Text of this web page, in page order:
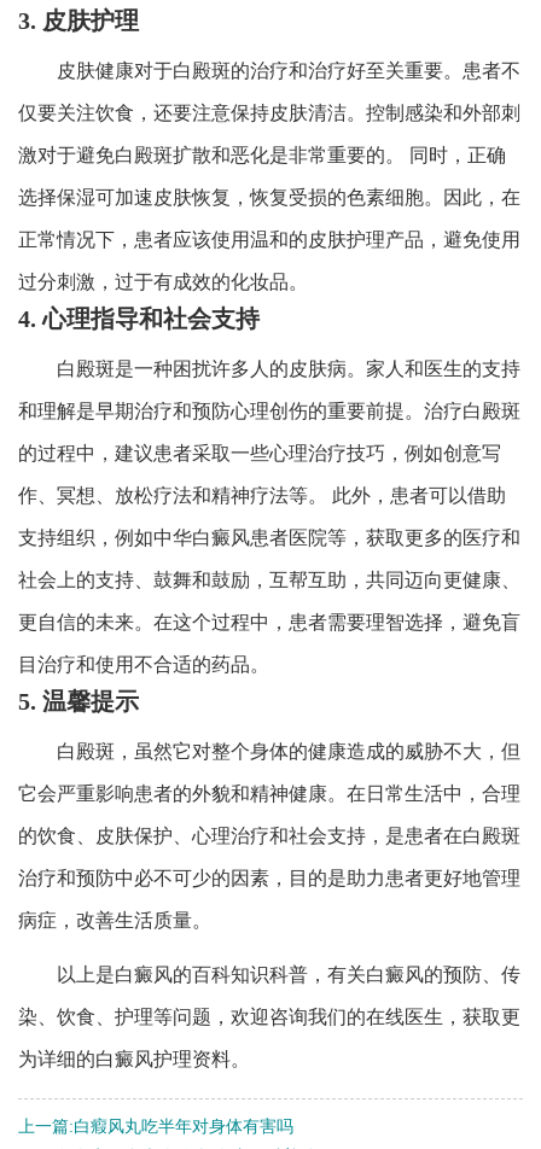
3. 皮肤护理
皮肤健康对于白殿斑的治疗和治疗好至关重要。患者不
仅要关注饮食，还要注意保持皮肤清洁。控制感染和外部刺
激对于避免白殿斑扩散和恶化是非常重要的。 同时，正确
选择保湿可加速皮肤恢复，恢复受损的色素细胞。因此，在
正常情况下，患者应该使用温和的皮肤护理产品，避免使用
过分刺激，过于有成效的化妆品。
4. 心理指导和社会支持
白殿斑是一种困扰许多人的皮肤病。家人和医生的支持
和理解是早期治疗和预防心理创伤的重要前提。治疗白殿斑
的过程中，建议患者采取一些心理治疗技巧，例如创意写
作、冥想、放松疗法和精神疗法等。 此外，患者可以借助
支持组织，例如中华白癜风患者医院等，获取更多的医疗和
社会上的支持、鼓舞和鼓励，互帮互助，共同迈向更健康、
更自信的未来。在这个过程中，患者需要理智选择，避免盲
目治疗和使用不合适的药品。
5. 温馨提示
白殿斑，虽然它对整个身体的健康造成的威胁不大，但
它会严重影响患者的外貌和精神健康。在日常生活中，合理
的饮食、皮肤保护、心理治疗和社会支持，是患者在白殿斑
治疗和预防中必不可少的因素，目的是助力患者更好地管理
病症，改善生活质量。
以上是白癜风的百科知识科普，有关白癜风的预防、传
染、饮食、护理等问题，欢迎咨询我们的在线医生，获取更
为详细的白癜风护理资料。
上一篇:白瘕风丸吃半年对身体有害吗